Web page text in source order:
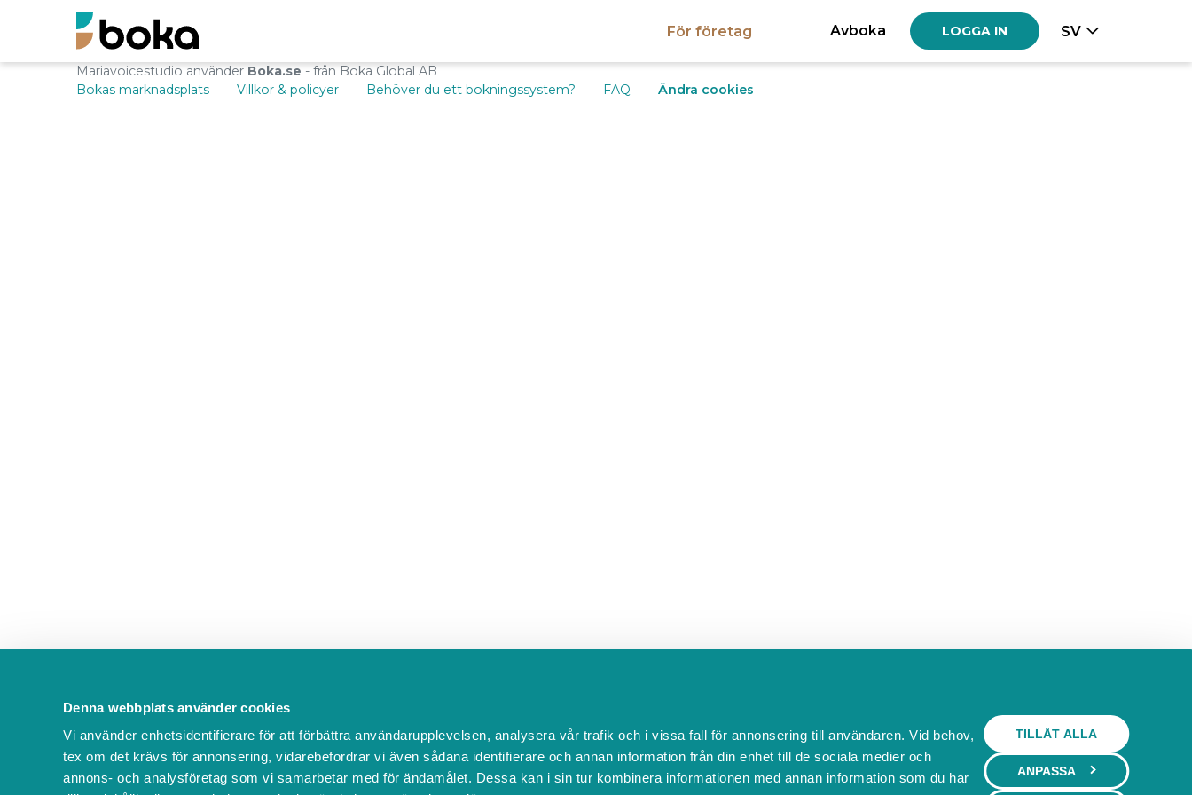
Denna webbplats använder cookies
Vi använder enhetsidentifierare för att förbättra användarupplevelsen, analysera vår trafik och i vissa fall för annonsering till användaren. Vid behov,
tex om det krävs för annonsering, vidarebefordrar vi även sådana identifierare och annan information från din enhet till de sociala medier och
annons- och analysföretag som vi samarbetar med för ändamålet. Dessa kan i sin tur kombinera informationen med annan information som du har
TILLÅT ALLA
ANPASSA
För företag Avboka LOGGA IN SV
Mariavoicestudio använder Boka.se - från Boka Global AB
Bokas marknadsplats
Villkor & policyer Behöver du ett bokningssystem? FAQ Ändra cookies